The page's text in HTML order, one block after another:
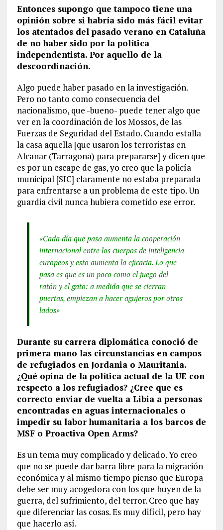
Entonces supongo que tampoco tiene una
opinión sobre si habría sido más fácil evitar
los atentados del pasado verano en Cataluña
de no haber sido por la política
independentista. Por aquello de la
descoordinación.
Algo puede haber pasado en la investigación.
Pero no tanto como consecuencia del
nacionalismo, que -bueno- puede tener algo que
ver en la coordinación de los Mossos, de las
Fuerzas de Seguridad del Estado. Cuando estalla
la casa aquella [que usaron los terroristas en
Alcanar (Tarragona) para prepararse] y dicen que
es por un escape de gas, yo creo que la policía
municipal [SIC] claramente no estaba preparada
para enfrentarse a un problema de este tipo. Un
guardia civil nunca hubiera cometido ese error.
«Cada día que pasa aumenta la cooperación
internacional entre los cuerpos de inteligencia
europeos y esto aumenta la eficacia. Lo que
pasa es que es un poco como el juego del
ratón y el gato: a medida que se cierran
puertas, empiezan a hacer agujeros por otros
lados»
Durante su carrera diplomática conoció de
primera mano las circunstancias en campos
de refugiados en Jordania o Mauritania.
¿Qué opina de la política actual de la UE con
respecto a los refugiados? ¿Cree que es
correcto enviar de vuelta a Libia a personas
encontradas en aguas internacionales o
impedir su labor humanitaria a los barcos de
MSF o Proactiva Open Arms?
Es un tema muy complicado y delicado. Yo creo
que no se puede dar barra libre para la migración
económica y al mismo tiempo pienso que Europa
debe ser muy acogedora con los que huyen de la
guerra, del sufrimiento, del terror. Creo que hay
que diferenciar las cosas. Es muy difícil, pero hay
que hacerlo así.